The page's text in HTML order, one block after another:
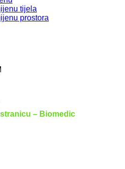
tijela
prostora
– Biomedic